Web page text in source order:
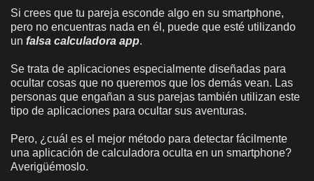
Si crees que tu pareja esconde algo en su smartphone,
pero no encuentras nada en él, puede que esté utilizando
un falsa calculadora app.
Se trata de aplicaciones especialmente diseñadas para
ocultar cosas que no queremos que los demás vean. Las
personas que engañan a sus parejas también utilizan este
tipo de aplicaciones para ocultar sus aventuras.
Pero, ¿cuál es el mejor método para detectar fácilmente
una aplicación de calculadora oculta en un smartphone?
Averigüémoslo.